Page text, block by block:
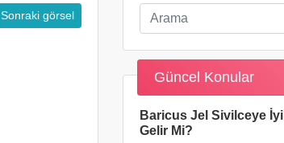
Sonraki görsel
Güncel Konular
Baricus Jel Sivilceye İyi
Gelir Mi?